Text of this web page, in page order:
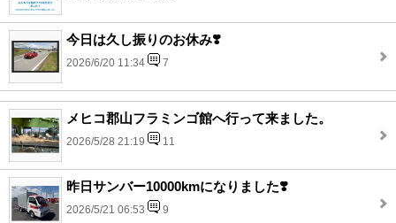
今日は久し振りのお休み❣️
2026/6/20 11:34 7
メヒコ郡山フラミンゴ館へ行って来ました。
2026/5/28 21:19 11
昨日サンバー10000kmになりました❣️
2026/5/21 06:53 9